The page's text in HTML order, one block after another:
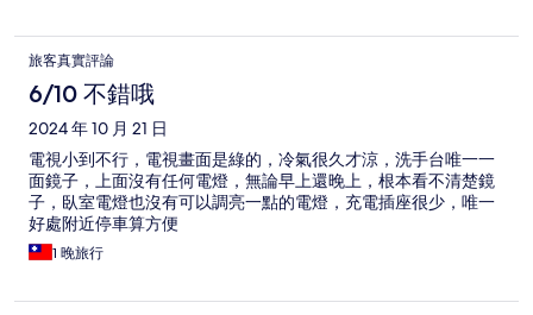
旅客真實評論
6/10 不錯哦
2024 年 10 月 21 日
電視小到不行，電視畫面是綠的，冷氣很久才涼，洗手台唯一一
面鏡子，上面沒有任何電燈，無論早上還晚上，根本看不清楚鏡
子，臥室電燈也沒有可以調亮一點的電燈，充電插座很少，唯一
好處附近停車算方便
1 晚旅行